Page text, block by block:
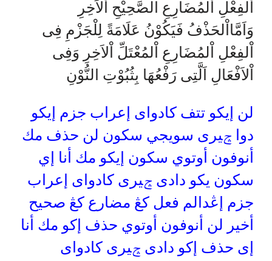
اْلفِعْلِ اْلمُضَارِعِ الصَّحِيْحِ اْلاَخِرِ
وَاَمَّااْلحَذْفُ فَيَكُوْنُ عَلَامَةً لِلْجَزْمِ فِى
اْلفِعْلِ اْلمُضَارِعِ اْلمُعْتَلِّ اْلاَخِرِ وَفِى
اْلاَفْعَالِ اَلَّتِى رَفْعُهَا بِثُبُوْتِ النُّوْنِ
لن إيكو تتف كادواى إعراب جزم إيكو
دوا ݘيرى سويجي سكون لن حذف مك
أنوفون أوتوي سكون إيكو مك أنا إي
سكون يكو دادى ݘيرى كادواى إعراب
جزم إڠدالم فعل كڠ مضارع كڠ صحيح
أخير لن أنوفون أوتوي حذف إكو مك أنا
إى حذف إكو دادى ݘيرى كادواى